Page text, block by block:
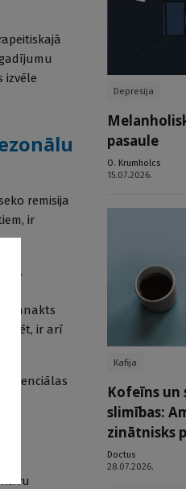
izvēle
remisija
ir
ir arī
Depresija
pasaule
O. Krumholcs
15.07.2026.
Kafija
Kofeīns un
slimības:
zinātnisks
Doctus
28.07.2026.